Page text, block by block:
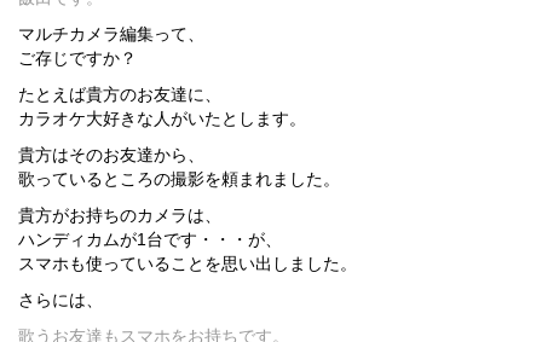
マルチカメラ編集って、
ご存じですか？
たとえば貴方のお友達に、
カラオケ大好きな人がいたとします。
貴方はそのお友達から、
歌っているところの撮影を頼まれました。
貴方がお持ちのカメラは、
ハンディカムが1台です・・・が、
スマホも使っていることを思い出しました。
さらには、
歌うお友達もスマホをお持ちです。